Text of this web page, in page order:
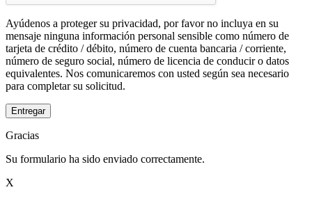
Ayúdenos a proteger su privacidad, por favor no incluya en su
mensaje ninguna información personal sensible como número de
tarjeta de crédito / débito, número de cuenta bancaria / corriente,
número de seguro social, número de licencia de conducir o datos
equivalentes. Nos comunicaremos con usted según sea necesario
para completar su solicitud.
Entregar
Gracias
Su formulario ha sido enviado correctamente.
X